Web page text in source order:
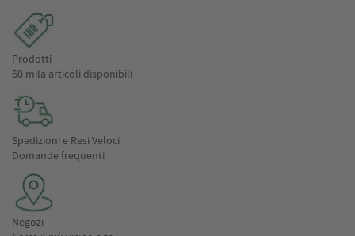
Prodotti
60 mila articoli disponibili
Spedizioni e Resi Veloci
Domande frequenti
Negozi